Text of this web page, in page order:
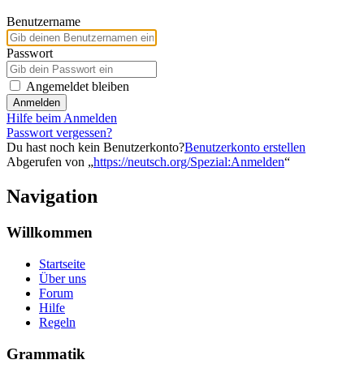
Benutzername
Passwort
Angemeldet bleiben
Anmelden
Hilfe beim Anmelden
Passwort vergessen?
Du hast noch kein Benutzerkonto?Benutzerkonto erstellen
Abgerufen von „https://neutsch.org/Spezial:Anmelden“
Navigation
Willkommen
Startseite
Über uns
Forum
Hilfe
Regeln
Grammatik